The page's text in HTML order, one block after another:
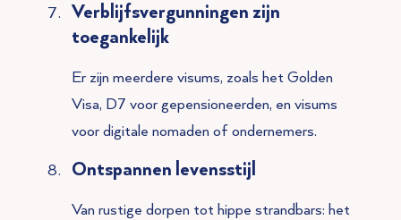
Verblijfsvergunningen zijn
toegankelijk
Er zijn meerdere visums, zoals het Golden
Visa, D7 voor gepensioneerden, en visums
voor digitale nomaden of ondernemers.
Ontspannen levensstijl
Van rustige dorpen tot hippe strandbars: het